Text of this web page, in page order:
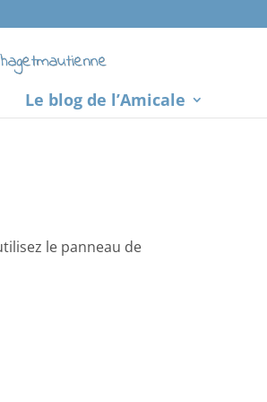
Le blog de l’Amicale
le panneau de